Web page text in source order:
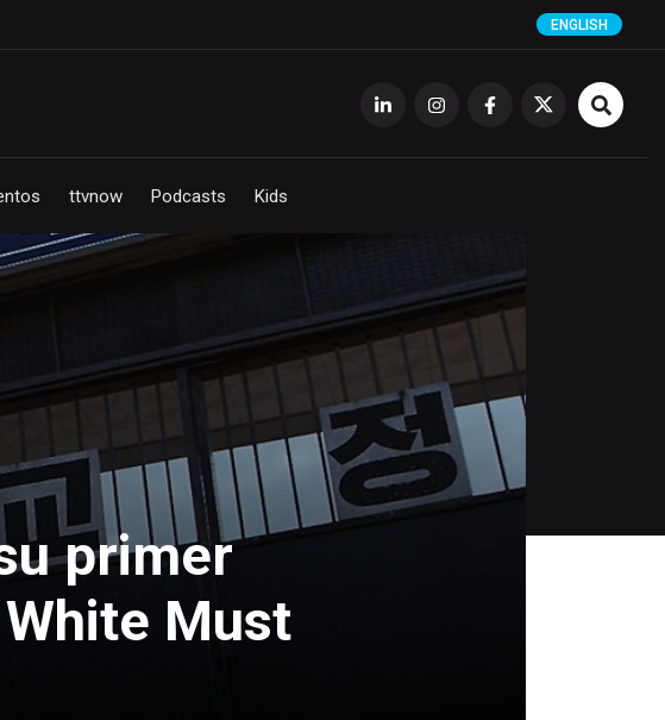
ENGLISH
ttvnow Podcasts Kids
primer
Must